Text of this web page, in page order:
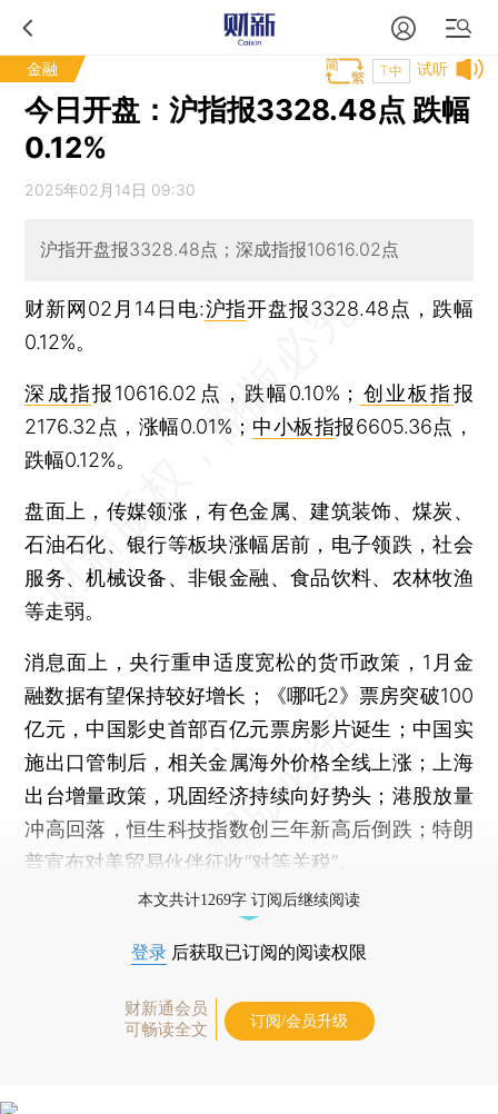
金融 试听
T中
今日开盘：沪指报3328.48点 跌幅
0.12%
2025年02月14日 09:30
沪指开盘报3328.48点；深成指报10616.02点
财新网02月14日电:沪指开盘报3328.48点，跌幅
0.12%。
深成指报10616.02点，跌幅0.10%； 创业板指报
2176.32点，涨幅0.01%； 中小板指报6605.36点，
跌幅0.12%。
盘面上，传媒领涨，有色金属、建筑装饰、煤炭、
石油石化、银行等板块涨幅居前，电子领跌，社会
服务、机械设备、非银金融、食品饮料、农林牧渔
等走弱。
消息面上，央行重申适度宽松的货币政策，1月金
融数据有望保持较好增长；《哪吒2》票房突破100
亿元，中国影史首部百亿元票房影片诞生；中国实
施出口管制后，相关金属海外价格全线上涨；上海
出台增量政策，巩固经济持续向好势头；港股放量
冲高回落，恒生科技指数创三年新高后倒跌；特朗
普宣布对美贸易伙伴征收“对等关税”。
本文共计1269字 订阅后继续阅读
登录 后获取已订阅的阅读权限
财新通会员
可畅读全文
订阅/会员升级